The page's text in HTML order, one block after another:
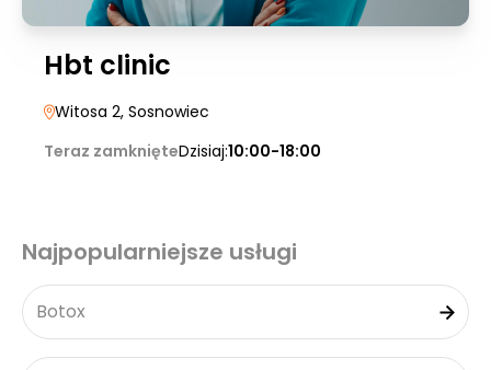
Hbt clinic
Witosa 2, Sosnowiec
Teraz zamknięteDzisiaj:10:00-18:00
Najpopularniejsze usługi
Botox